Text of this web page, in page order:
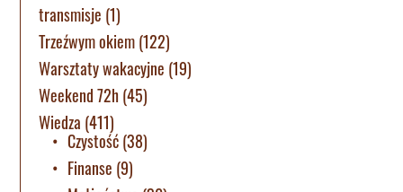
transmisje (1)
Trzeźwym okiem(122)
Warsztaty wakacyjne (19)
Weekend 72h(45)
Wiedza (411)
Czystość(38)
Finanse (9)